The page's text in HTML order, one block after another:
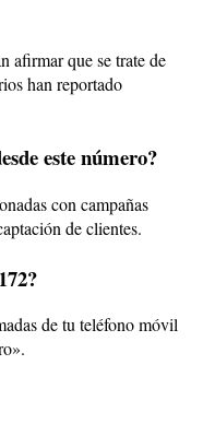
afirmar que se trate de
han reportado
este número?
con campañas
de clientes.
de tu teléfono móvil